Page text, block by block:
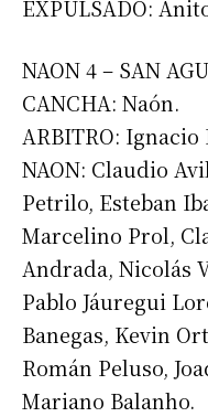
Dirección de correo
Apellidos
Número de teléfono
EXPULSADO:
NAON 4 – SAN
CANCHA: Naón.
ARBITRO: Ignacio
NAON: Claudio
Petrilo, Esteban
Marcelino Prol,
Andrada, Nicolás
Pablo Jáuregui
Banegas, Kevin
Román Peluso,
Mariano Balanho.